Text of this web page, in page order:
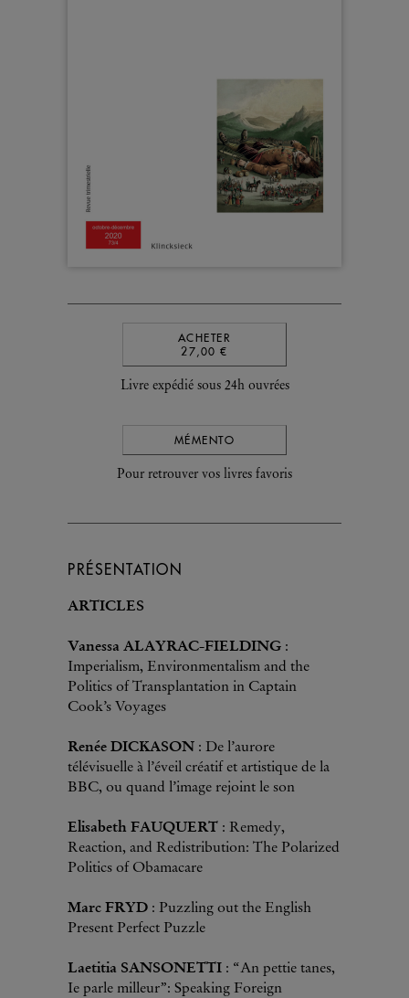
ACHETER
27,00 €
Livre expédié sous 24h ouvrées
MÉMENTO
Pour retrouver vos livres favoris
PRÉSENTATION
ARTICLES
Vanessa ALAYRAC-FIELDING :
Imperialism, Environmentalism and the
Politics of Transplantation in Captain
Cook’s Voyages
Renée DICKASON : De l’aurore
télévisuelle à l’éveil créatif et artistique de la
BBC, ou quand l’image rejoint le son
Elisabeth FAUQUERT : Remedy,
Reaction, and Redistribution: The Polarized
Politics of Obamacare
Marc FRYD : Puzzling out the English
Present Perfect Puzzle
Laetitia SANSONETTI : “An pettie tanes,
Ie parle milleur”: Speaking Foreign